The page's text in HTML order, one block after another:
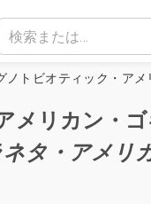
メリカン・
タ・アメリ